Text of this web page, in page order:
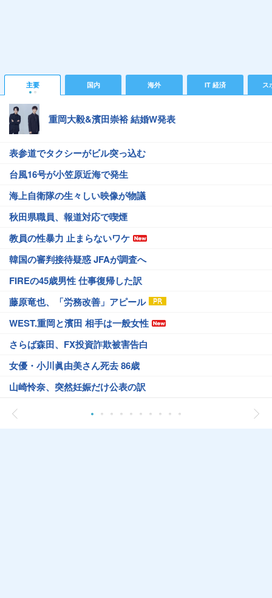
主要 国内 海外 IT 経済 ス
重岡大毅&濱田崇裕 結婚W発表
表参道でタクシーがビル突っ込む
台風16号が小笠原近海で発生
海上自衛隊の生々しい映像が物議
秋田県職員、報道対応で喫煙
教員の性暴力 止まらないワケ
韓国の審判接待疑惑 JFAが調査へ
FIREの45歳男性 仕事復帰した訳
藤原竜也、「労務改善」アピール
WEST.重岡と濱田 相手は一般女性
さらば森田、FX投資詐欺被害告白
女優・小川眞由美さん死去 86歳
山崎怜奈、突然妊娠だけ公表の訳